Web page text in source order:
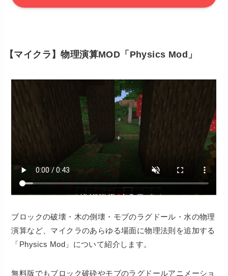
【マイクラ】物理演算MOD「Physics Mod」
ブロックの破壊・木の倒壊・モブのラグドール・水の物理
演算など、マイクラのあらゆる場面に物理法則を追加する
「Physics Mod」について紹介します。
無料版でもブロック破砕やモブのラグドールアニメーショ